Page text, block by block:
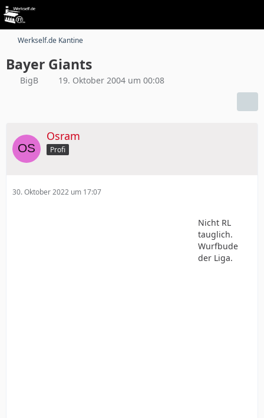
Werkself.de Kantine
Bayer Giants
BigB 19. Oktober 2004 um 00:08
Osram
Profi
30. Oktober 2022 um 17:07
Nicht RL
tauglich.
Wurfbude
der Liga.